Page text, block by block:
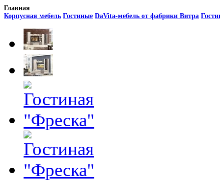
Главная
Корпусная мебель Гостиные DaVita-мебель от фабрики Витра